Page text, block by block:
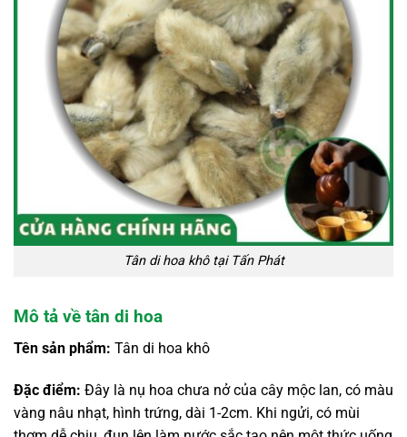
Tân di hoa khô tại Tấn Phát
Mô tả về tân di hoa
Tên sản phẩm: Tân di hoa khô
Đặc điểm: Đây là nụ hoa chưa nở của cây mộc lan, có màu
vàng nâu nhạt, hình trứng, dài 1-2cm. Khi ngửi, có mùi